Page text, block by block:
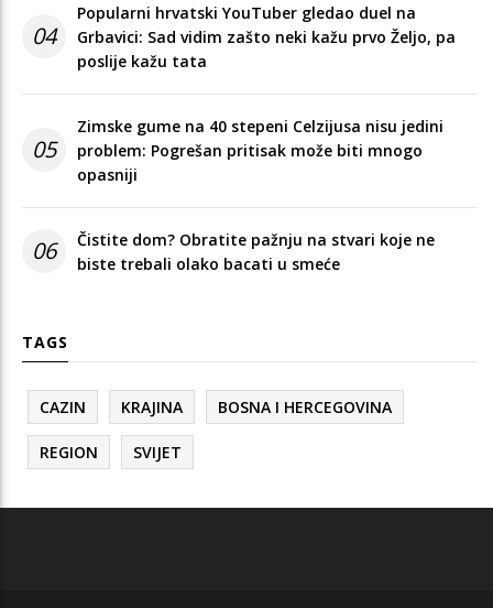
04
Popularni hrvatski YouTuber gledao duel na
Grbavici: Sad vidim zašto neki kažu prvo Željo, pa
poslije kažu tata
05
Zimske gume na 40 stepeni Celzijusa nisu jedini
problem: Pogrešan pritisak može biti mnogo
opasniji
06
Čistite dom? Obratite pažnju na stvari koje ne
biste trebali olako bacati u smeće
TAGS
CAZIN KRAJINA BOSNA I HERCEGOVINA
REGION SVIJET